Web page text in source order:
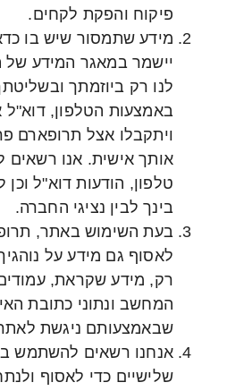
פיקוח והפקת לקחים.
מידע שתמסור שיש בו
יישמר במאגר המידע של
לנו רק ביוזמתך
באמצעות הטלפון, דוא"ל
ויתקבלו אצל תרופארם
אותך אישית. אנו רשאים
טלפון, הודעות דוא"ל
בינך לבין נציגי החברה.
בעת השימוש באתר,
לאסוף גם מידע על
רק, מידע שקראת,
שבאמצעותם ניגשת לאתר
אנחנו רשאים להשתמש
שלישיים כדי לאסוף